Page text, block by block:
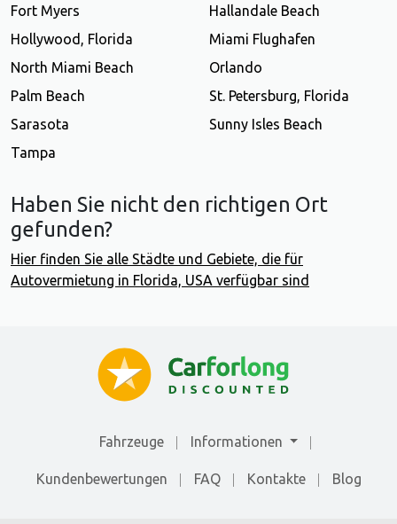
Fort Myers
Hallandale Beach
Hollywood, Florida
Miami Flughafen
North Miami Beach
Orlando
Palm Beach
St. Petersburg, Florida
Sarasota
Sunny Isles Beach
Tampa
Haben Sie nicht den richtigen Ort
gefunden?
Hier finden Sie alle Städte und Gebiete, die für
Autovermietung in Florida, USA verfügbar sind
Fahrzeuge Informationen
Kundenbewertungen FAQ Kontakte Blog